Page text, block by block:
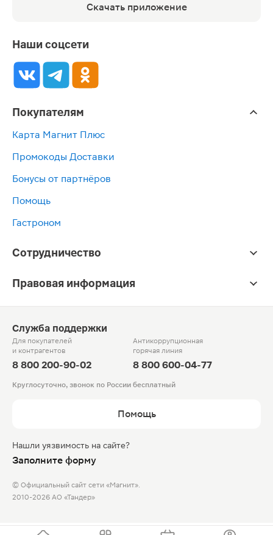
Скачать приложение
Наши соцсети
Покупателям
Карта Магнит Плюс
Промокоды Доставки
Бонусы от партнёров
Помощь
Гастроном
Сотрудничество
Правовая информация
Служба поддержки
Для покупателей
и контрагентов
8 800 200-90-02
Антикоррупционная
горячая линия
8 800 600-04-77
Круглосуточно, звонок по России бесплатный
Помощь
Нашли уязвимость на сайте?
Заполните форму
© Официальный сайт сети «Магнит».
2010-2026 АО «Тандер»